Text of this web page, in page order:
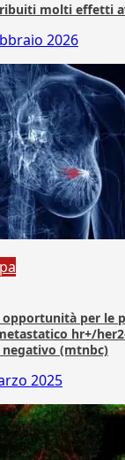
molti effetti
2026
per le
hr+/
(mtnbc)
2025